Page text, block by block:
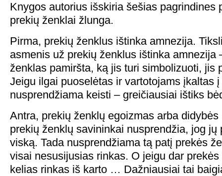
Knygos autorius išskiria šešias pagrindines
prekių ženklai žlunga.
Pirma, prekių ženklus ištinka amnezija.
asmenis už prekių ženklus ištinka amnezija
ženklas pamiršta, ką jis turi simbolizuoti, jis
Jeigu ilgai puoselėtas ir vartotojams įkaltas
nusprendžiama keisti – greičiausiai ištiks
Antra, prekių ženklų egoizmas arba
prekių ženklų savininkai nusprendžia, jog jų
viską. Tada nusprendžiama tą patį prekės
visai nesusijusias rinkas. O jeigu dar
kelias rinkas iš karto … Dažniausiai tai